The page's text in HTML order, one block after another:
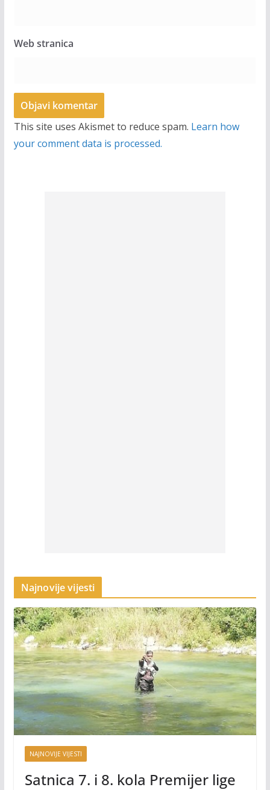
Web stranica
This site uses Akismet to reduce spam. Learn how
your comment data is processed.
Najnovije vijesti
NAJNOVIJE VIJESTI
Satnica 7. i 8. kola Premijer lige